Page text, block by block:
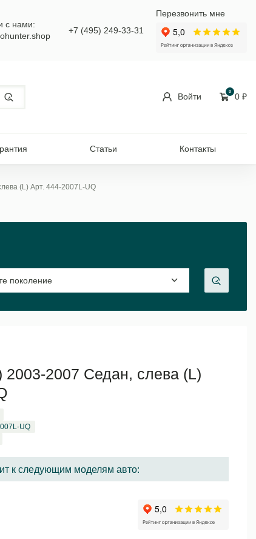
с нами:
+7 (495) 249-33-31
Перезвонить мне
Войти
0
0 ₽
Статьи Контакты
(L) Арт. 444-2007L-UQ
2007 Седан, слева (L)
UQ
к следующим моделям авто: